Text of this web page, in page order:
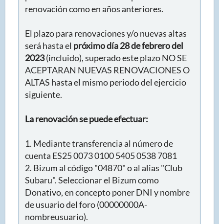
renovación como en años anteriores.
El plazo para renovaciones y/o nuevas altas
será hasta el próximo día 28 de febrero del
2023(incluido), superado este plazo NO SE
ACEPTARAN NUEVAS RENOVACIONES O
ALTAS hasta el mismo periodo del ejercicio
siguiente.
La renovación se puede efectuar:
1. Mediante transferencia al número de
cuenta ES25 0073 0100 5405 0538 7081
2. Bizum al código "04870" o al alias "Club
Subaru". Seleccionar el Bizum como
Donativo, en concepto poner DNI y nombre
de usuario del foro (00000000A-
nombreusuario).